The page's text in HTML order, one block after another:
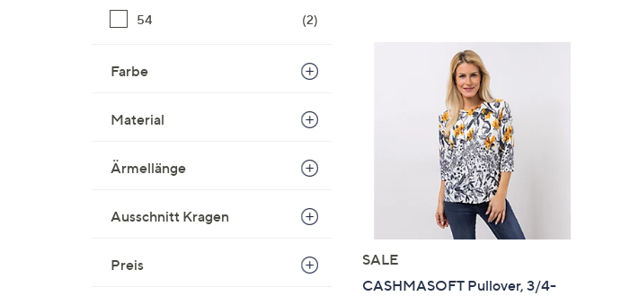
54
(2)
Farbe
Material
Ärmellänge
Ausschnitt Kragen
Preis
SALE
CASHMASOFT Pullover, 3/4-